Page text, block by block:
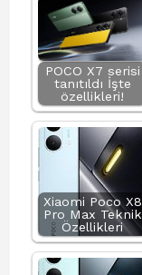
POCO X7 serisi
tanıtıldı İşte
özellikleri!
Xiaomi Poco X8
Pro Max Teknik
Özellikleri